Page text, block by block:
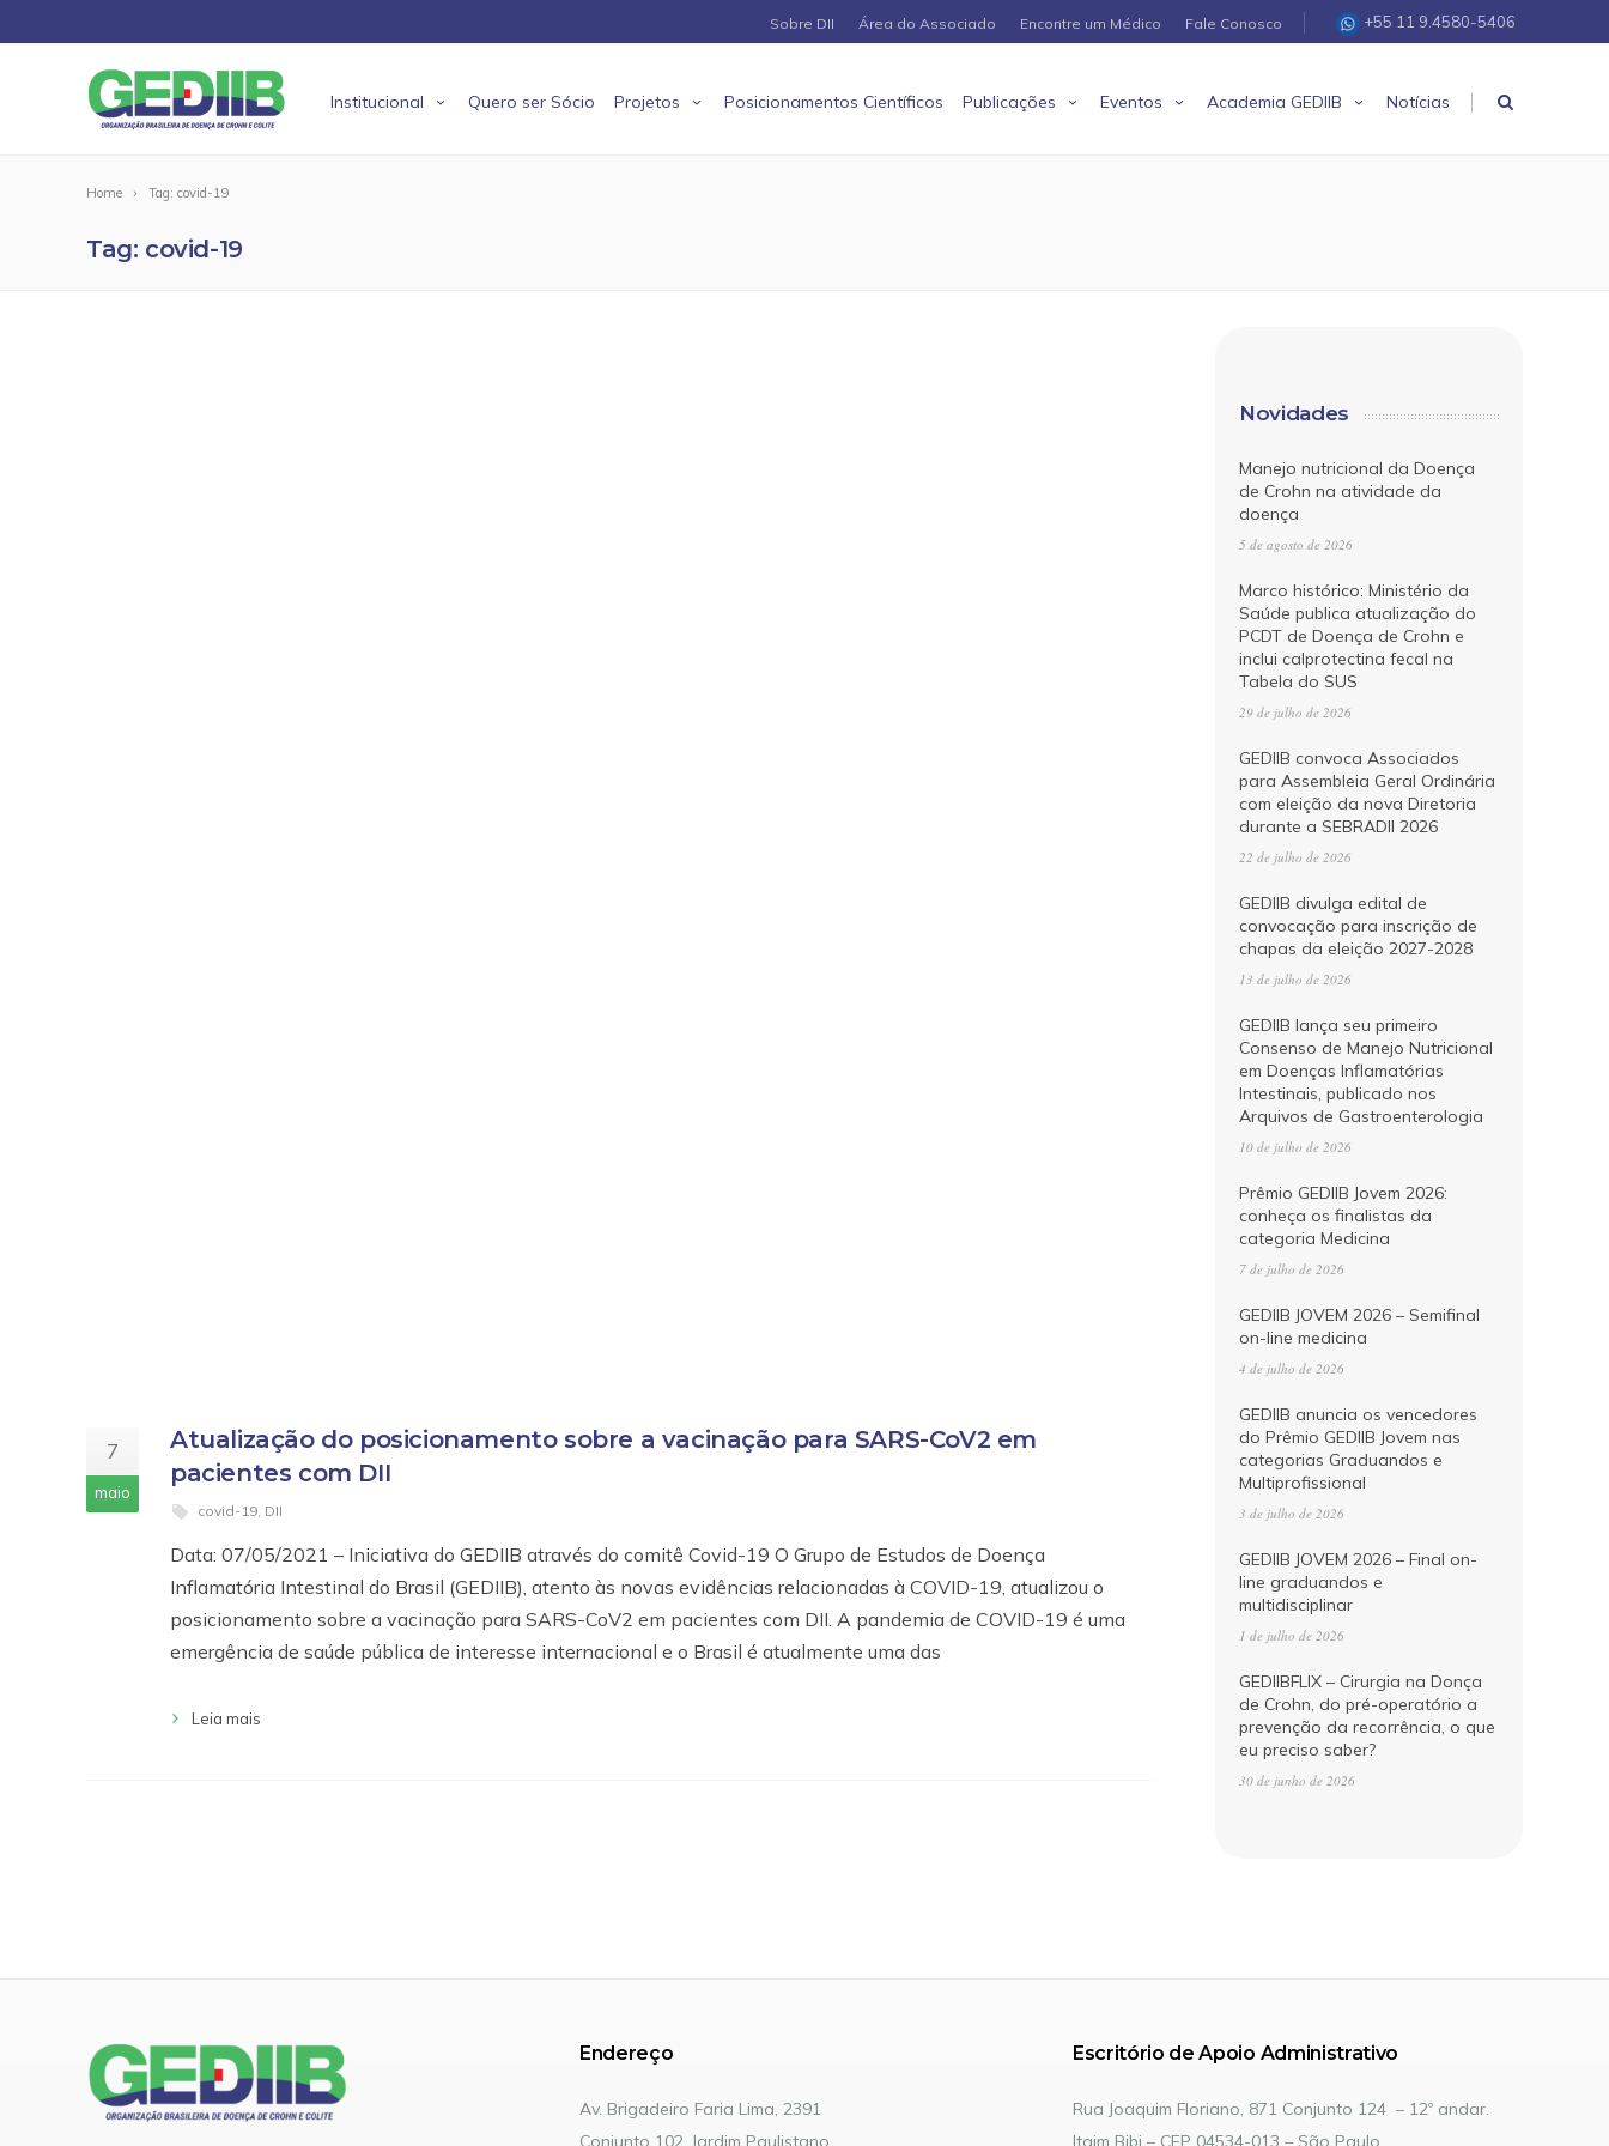
+55 11 9.4580-5406
Sobre DII Área do Associado Encontre um Médico Fale Conosco
Institucional Quero ser Sócio Projetos Posicionamentos Científicos Publicações Eventos Academia GEDIIB Notícias |
Home Tag: covid-19
Tag: covid-19
7
maio
Atualização do posicionamento sobre a vacinação para SARS-CoV2 em
pacientes com DII
covid-19, DII
Data: 07/05/2021 – Iniciativa do GEDIIB através do comitê Covid-19 O Grupo de Estudos de Doença
Inflamatória Intestinal do Brasil (GEDIIB), atento às novas evidências relacionadas à COVID-19, atualizou o
posicionamento sobre a vacinação para SARS-CoV2 em pacientes com DII. A pandemia de COVID-19 é uma
emergência de saúde pública de interesse internacional e o Brasil é atualmente uma das
Leia mais
Novidades
Manejo nutricional da Doença
de Crohn na atividade da
doença
5 de agosto de 2026
Marco histórico: Ministério da
Saúde publica atualização do
PCDT de Doença de Crohn e
inclui calprotectina fecal na
Tabela do SUS
29 de julho de 2026
GEDIIB convoca Associados
para Assembleia Geral Ordinária
com eleição da nova Diretoria
durante a SEBRADII 2026
22 de julho de 2026
GEDIIB divulga edital de
convocação para inscrição de
chapas da eleição 2027-2028
13 de julho de 2026
GEDIIB lança seu primeiro
Consenso de Manejo Nutricional
em Doenças Inflamatórias
Intestinais, publicado nos
Arquivos de Gastroenterologia
10 de julho de 2026
Prêmio GEDIIB Jovem 2026:
conheça os finalistas da
categoria Medicina
7 de julho de 2026
GEDIIB JOVEM 2026 – Semifinal
on-line medicina
4 de julho de 2026
GEDIIB anuncia os vencedores
do Prêmio GEDIIB Jovem nas
categorias Graduandos e
Multiprofissional
3 de julho de 2026
GEDIIB JOVEM 2026 – Final on-
line graduandos e
multidisciplinar
1 de julho de 2026
GEDIIBFLIX – Cirurgia na Donça
de Crohn, do pré-operatório a
prevenção da recorrência, o que
eu preciso saber?
30 de junho de 2026
Endereço
Av. Brigadeiro Faria Lima, 2391
Conjunto 102, Jardim Paulistano.
Escritório de Apoio Administrativo
Rua Joaquim Floriano, 871 Conjunto 124 – 12º andar.
Itaim Bibi – CEP 04534-013 – São Paulo